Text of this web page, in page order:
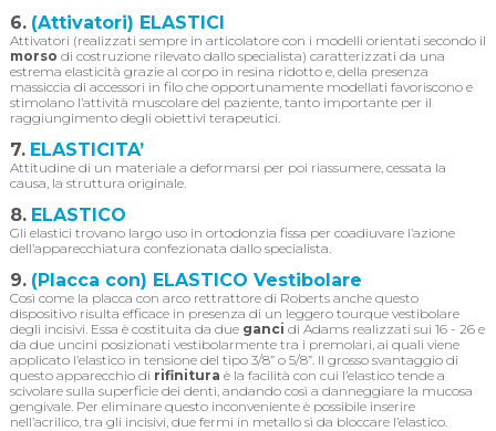
6. (Attivatori) ELASTICI
Attivatori (realizzati sempre in articolatore con i modelli orientati secondo il
morso di costruzione rilevato dallo specialista) caratterizzati da una
estrema elasticità grazie al corpo in resina ridotto e, della presenza
massiccia di accessori in filo che opportunamente modellati favoriscono e
stimolano l’attività muscolare del paziente, tanto importante per il
raggiungimento degli obiettivi terapeutici.
7. ELASTICITA’
Attitudine di un materiale a deformarsi per poi riassumere, cessata la
causa, la struttura originale.
8. ELASTICO
Gli elastici trovano largo uso in ortodonzia fissa per coadiuvare l’azione
dell’apparecchiatura confezionata dallo specialista.
9. (Placca con) ELASTICO Vestibolare
Così come la placca con arco rettrattore di Roberts anche questo
dispositivo risulta efficace in presenza di un leggero tourque vestibolare
degli incisivi. Essa è costituita da due ganci di Adams realizzati sui 16 - 26 e
da due uncini posizionati vestibolarmente tra i premolari, ai quali viene
applicato l’elastico in tensione del tipo 3/8” o 5/8”. Il grosso svantaggio di
questo apparecchio di rifinitura è la facilità con cui l’elastico tende a
scivolare sulla superficie dei denti, andando così a danneggiare la mucosa
gengivale. Per eliminare questo inconveniente è possibile inserire
nell’acrilico, tra gli incisivi, due fermi in metallo sì da bloccare l’elastico.